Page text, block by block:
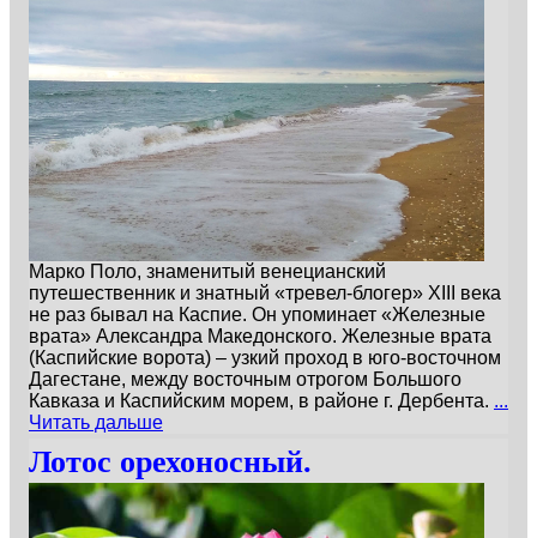
Марко Поло, знаменитый венецианский
путешественник и знатный «тревел-блогер» XIII века
не раз бывал на Каспие. Он упоминает «Железные
врата» Александра Македонского. Железные врата
(Каспийские ворота) – узкий проход в юго-восточном
Дагестане, между восточным отрогом Большого
Кавказа и Каспийским морем, в районе г. Дербента. ...
Читать дальше
Лотос орехоносный.